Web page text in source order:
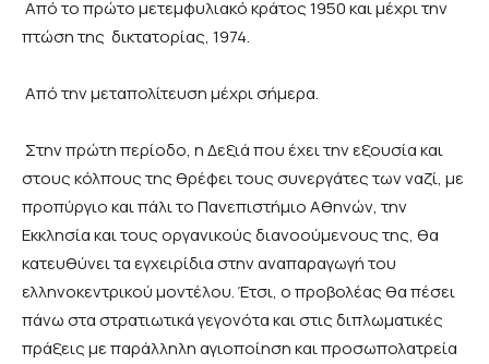
Από το πρώτο μετεμφυλιακό κράτος 1950 και μέχρι την
πτώση της δικτατορίας, 1974.
Από την μεταπολίτευση μέχρι σήμερα.
Στην πρώτη περίοδο, η Δεξιά που έχει την εξουσία και
στους κόλπους της θρέφει τους συνεργάτες των ναζί, με
προπύργιο και πάλι το Πανεπιστήμιο Αθηνών, την
Εκκλησία και τους οργανικούς διανοούμενους της, θα
κατευθύνει τα εγχειρίδια στην αναπαραγωγή του
ελληνοκεντρικού μοντέλου. Έτσι, ο προβολέας θα πέσει
πάνω στα στρατιωτικά γεγονότα και στις διπλωματικές
πράξεις με παράλληλη αγιοποίηση και προσωπολατρεία